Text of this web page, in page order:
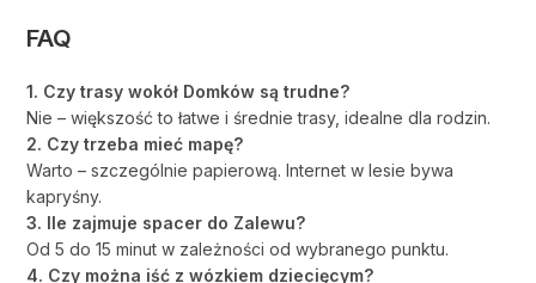
FAQ
1. Czy trasy wokół Domków są trudne?
Nie – większość to łatwe i średnie trasy, idealne dla rodzin.
2. Czy trzeba mieć mapę?
Warto – szczególnie papierową. Internet w lesie bywa
kapryśny.
3. Ile zajmuje spacer do Zalewu?
Od 5 do 15 minut w zależności od wybranego punktu.
4. Czy można iść z wózkiem dziecięcym?